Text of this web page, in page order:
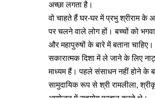
अच्छा लगता है।
वो चाहते हैं घर-घर में प्रभु श्रीराम के
पर चलने वाले लोग हों। बच्चों को
और महापुरुषों के बारे में बताना चाहिए।
सकारात्मक दिशा में ले जाने के लिए
माध्यम हैं। पहले संसाधन नहीं होने के
सामुदायिक रूप से श्री रामलीला,